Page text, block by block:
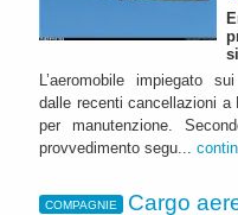
L’aeromobile impiegato
dalle recenti cancellazioni a
per manutenzione.
provvedimento segu...
COMPAGNIE Cargo